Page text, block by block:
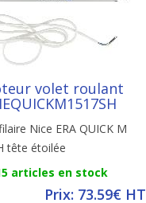
volet roulant
Nice ERA QUICK M
tête étoilée
articles en stock
Prix: 73.59€ HT